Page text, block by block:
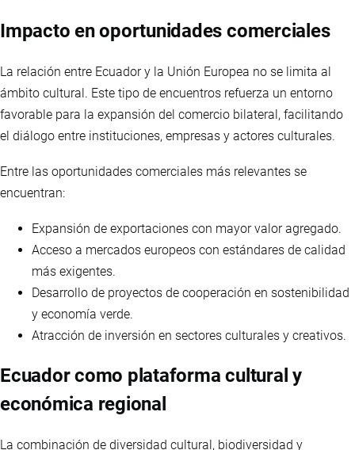
Impacto en oportunidades comerciales
La relación entre Ecuador y la Unión Europea no se limita al
ámbito cultural. Este tipo de encuentros refuerza un entorno
favorable para la expansión del comercio bilateral, facilitando
el diálogo entre instituciones, empresas y actores culturales.
Entre las oportunidades comerciales más relevantes se
encuentran:
Expansión de exportaciones con mayor valor agregado.
Acceso a mercados europeos con estándares de calidad
más exigentes.
Desarrollo de proyectos de cooperación en sostenibilidad
y economía verde.
Atracción de inversión en sectores culturales y creativos.
Ecuador como plataforma cultural y
económica regional
La combinación de diversidad cultural, biodiversidad y